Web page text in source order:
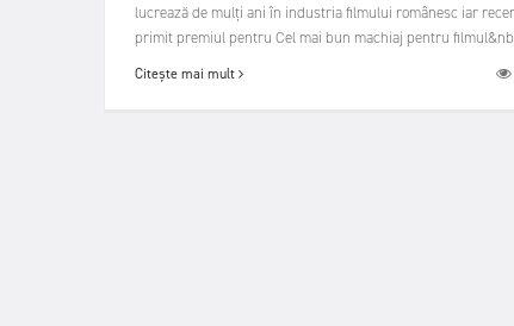
lucrează de mulți ani în industria filmului românesc iar
primit premiul pentru Cel mai bun machiaj pentru
Citește mai mult